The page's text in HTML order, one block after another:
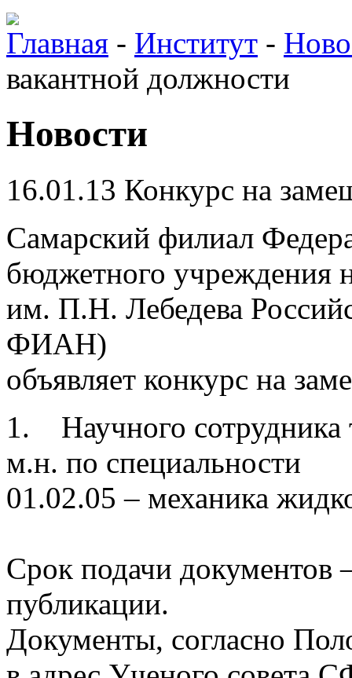
Главная - Институт -
вакантной должности
Новости
16.01.13 Конкурс на
Самарский филиал
бюджетного учреждения
им. П.Н. Лебедева
ФИАН)
объявляет конкурс на
1. Научного сотрудника
м.н. по специальности
01.02.05 – механика
Срок подачи документов
публикации.
Документы, согласно